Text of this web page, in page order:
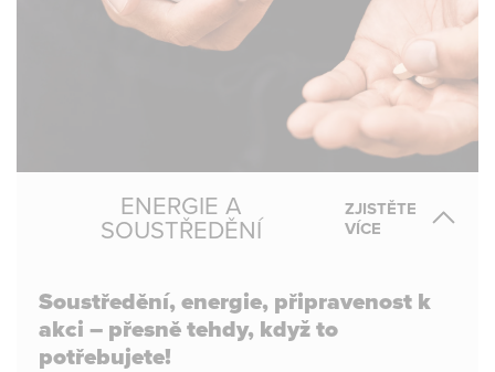
ENERGIE A
SOUSTŘEDĚNÍ
ZJISTĚTE
VÍCE
Soustředění, energie, připravenost k
akci – přesně tehdy, když to
potřebujete!